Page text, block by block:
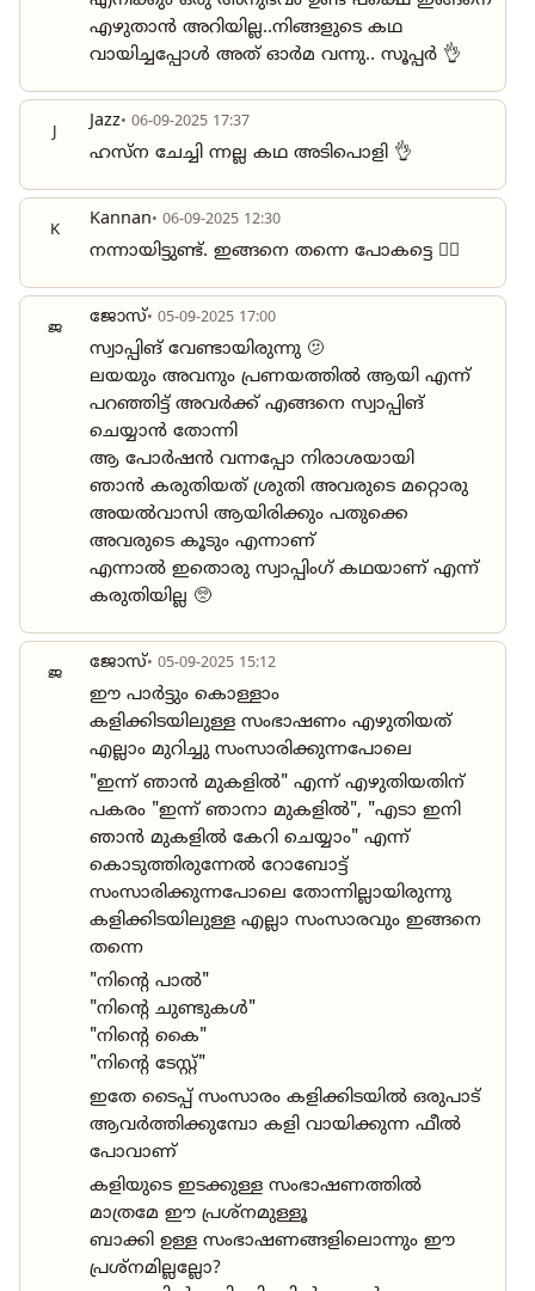
എഴുതാൻ അറിയില്ല..നിങ്ങളുടെ കഥ
വായിച്ചപ്പോൾ അത് ഓർമ വന്നു.. സൂപ്പർ 👌
Jazz• 06-09-2025 17:37
ഹസ്ന ചേച്ചി ന്നല്ല കഥ അടിപൊളി 👌
K Kannan• 06-09-2025 12:30
നന്നായിട്ടുണ്ട്. ഇങ്ങനെ തന്നെ പോകട്ടെ 👍🏻
ജ ജോസ്• 05-09-2025 17:00
സ്വാപ്പിങ് വേണ്ടായിരുന്നു 🫤
ലയയും അവനും പ്രണയത്തിൽ ആയി എന്ന്
പറഞ്ഞിട്ട് അവർക്ക് എങ്ങനെ സ്വാപ്പിങ്
ചെയ്യാൻ തോന്നി
ആ പോർഷൻ വന്നപ്പോ നിരാശയായി
ഞാൻ കരുതിയത് ശ്രുതി അവരുടെ മറ്റൊരു
അയൽവാസി ആയിരിക്കും പതുക്കെ
അവരുടെ കൂടും എന്നാണ്
എന്നാൽ ഇതൊരു സ്വാപ്പിംഗ് കഥയാണ് എന്ന്
കരുതിയില്ല 🥺
ജ ജോസ്• 05-09-2025 15:12
ഈ പാർട്ടും കൊള്ളാം
കളിക്കിടയിലുള്ള സംഭാഷണം എഴുതിയത്
എല്ലാം മുറിച്ചു സംസാരിക്കുന്നപോലെ
"ഇന്ന് ഞാൻ മുകളിൽ" എന്ന് എഴുതിയതിന്
പകരം "ഇന്ന് ഞാനാ മുകളിൽ", "എടാ ഇനി
ഞാൻ മുകളിൽ കേറി ചെയ്യാം" എന്ന്
കൊടുത്തിരുന്നേൽ റോബോട്ട്
സംസാരിക്കുന്നപോലെ തോന്നില്ലായിരുന്നു
കളിക്കിടയിലുള്ള എല്ലാ സംസാരവും ഇങ്ങനെ
തന്നെ
"നിന്റെ പാൽ"
"നിന്റെ ചുണ്ടുകൾ"
"നിന്റെ കൈ"
"നിന്റെ ടേസ്റ്റ്"
ഇതേ ടൈപ്പ് സംസാരം കളിക്കിടയിൽ ഒരുപാട്
ആവർത്തിക്കുമ്പോ കളി വായിക്കുന്ന ഫീൽ
പോവാണ്
കളിയുടെ ഇടക്കുള്ള സംഭാഷണത്തിൽ
മാത്രമേ ഈ പ്രശ്നമുള്ളൂ
ബാക്കി ഉള്ള സംഭാഷണങ്ങളിലൊന്നും ഈ
പ്രശ്നമില്ലല്ലോ?